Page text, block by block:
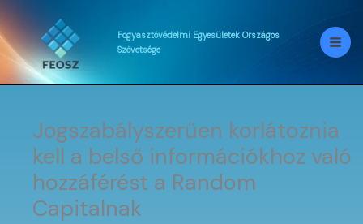
Skip
to
content
Fogyasztóvédelmi Egyesületek Országos
Szövetsége
Jogszabályszerűen korlátoznia
kell a belső információkhoz való
hozzáférést a Random
Capitalnak